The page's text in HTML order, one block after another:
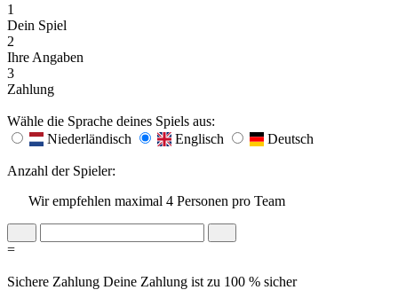
1
Dein Spiel
2
Ihre Angaben
3
Zahlung
Wähle die Sprache deines Spiels aus:
Niederländisch
Englisch Deutsch
Anzahl der Spieler:
Wir empfehlen maximal 4 Personen pro Team
=
Sichere Zahlung Deine Zahlung ist zu 100 % sicher